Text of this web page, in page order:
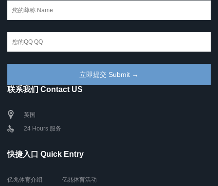
联系我们 Contact US
英国
24 Hours 服务
快捷入口 Quick Entry
亿兆体育介绍 亿兆体育活动